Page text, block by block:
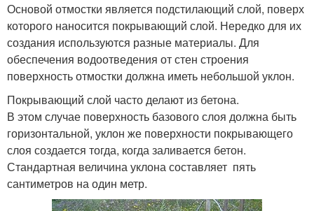
Основой отмостки является подстилающий слой, поверх
которого наносится покрывающий слой. Нередко для их
создания используются разные материалы. Для
обеспечения водоотведения от стен строения
поверхность отмостки должна иметь небольшой уклон.
Покрывающий слой часто делают из бетона.
В этом случае поверхность базового слоя должна быть
горизонтальной, уклон же поверхности покрывающего
слоя создается тогда, когда заливается бетон.
Стандартная величина уклона составляет пять
сантиметров на один метр.